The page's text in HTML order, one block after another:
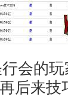
会的玩
后来技